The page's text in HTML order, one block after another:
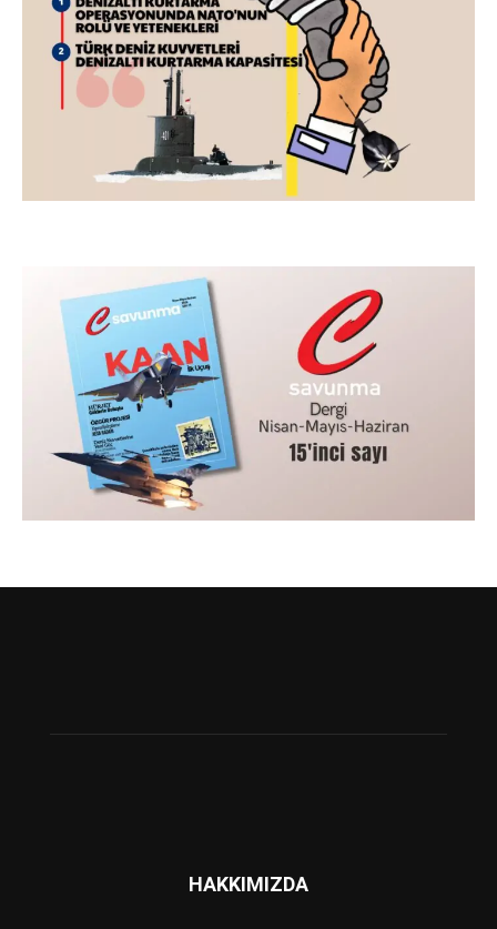
HAKKIMIZDA